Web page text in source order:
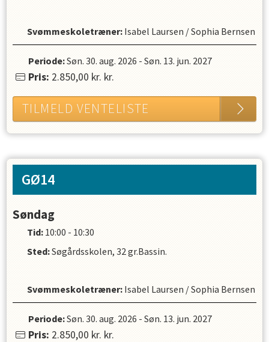
Svømmeskoletræner: Isabel Laursen /Sophia Bernsen
Periode:Søn. 30. aug. 2026 - Søn. 13. jun. 2027
Pris: 2.850,00 kr. kr.
TILMELD VENTELISTE
GØ14
Søndag
Tid: 10:00 - 10:30
Sted:Søgårdsskolen, 32 gr.Bassin.
Svømmeskoletræner: Isabel Laursen /Sophia Bernsen
Periode:Søn. 30. aug. 2026 - Søn. 13. jun. 2027
Pris: 2.850,00 kr. kr.